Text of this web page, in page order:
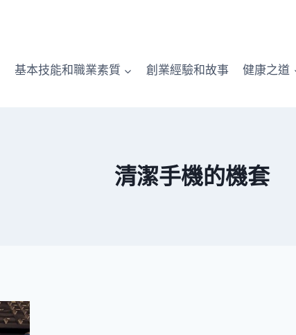
基本技能和職業素質 創業經驗和故事 健康之道
清潔手機的機套